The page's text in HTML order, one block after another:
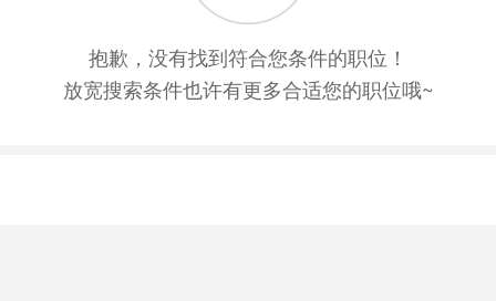
抱歉，没有找到符合您条件的职位！
放宽搜索条件也许有更多合适您的职位哦~